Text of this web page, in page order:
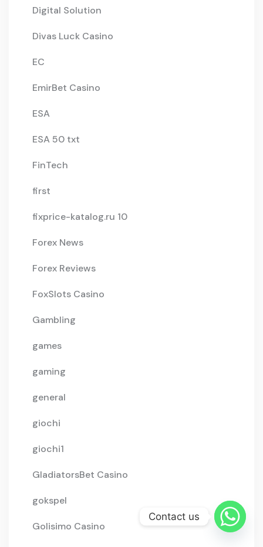
Digital Solution
Divas Luck Casino
EC
EmirBet Casino
ESA
ESA 50 txt
FinTech
first
fixprice-katalog.ru 10
Forex News
Forex Reviews
FoxSlots Casino
Gambling
games
gaming
general
giochi
giochi1
GladiatorsBet Casino
gokspel
Golisimo Casino
Contact us